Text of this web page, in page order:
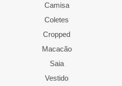
Camisa
Coletes
Cropped
Macacão
Saia
Vestido